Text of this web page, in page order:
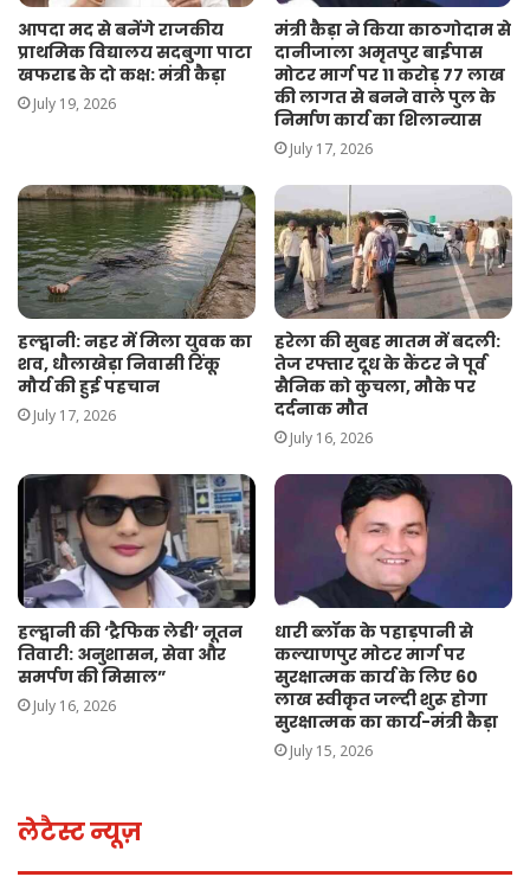
आपदा मद से बनेंगे राजकीय
प्राथमिक विद्यालय सदबुगा पाटा
खफराड के दो कक्ष: मंत्री कैड़ा
July 19, 2026
मंत्री कैड़ा ने किया काठगोदाम से
दानीजाला अमृतपुर बाईपास
मोटर मार्ग पर 11 करोड़ 77 लाख
की लागत से बनने वाले पुल के
निर्माण कार्य का शिलान्यास
July 17, 2026
हल्द्वानी: नहर में मिला युवक का
शव, धौलाखेड़ा निवासी रिंकू
मौर्य की हुई पहचान
July 17, 2026
हरेला की सुबह मातम में बदली:
तेज रफ्तार दूध के कैंटर ने पूर्व
सैनिक को कुचला, मौके पर
दर्दनाक मौत
July 16, 2026
हल्द्वानी की ‘ट्रैफिक लेडी’ नूतन
तिवारी: अनुशासन, सेवा और
समर्पण की मिसाल”
July 16, 2026
धारी ब्लॉक के पहाड़पानी से
कल्याणपुर मोटर मार्ग पर
सुरक्षात्मक कार्य के लिए 60
लाख स्वीकृत जल्दी शुरू होगा
सुरक्षात्मक का कार्य-मंत्री कैड़ा
July 15, 2026
लेटैस्ट न्यूज़